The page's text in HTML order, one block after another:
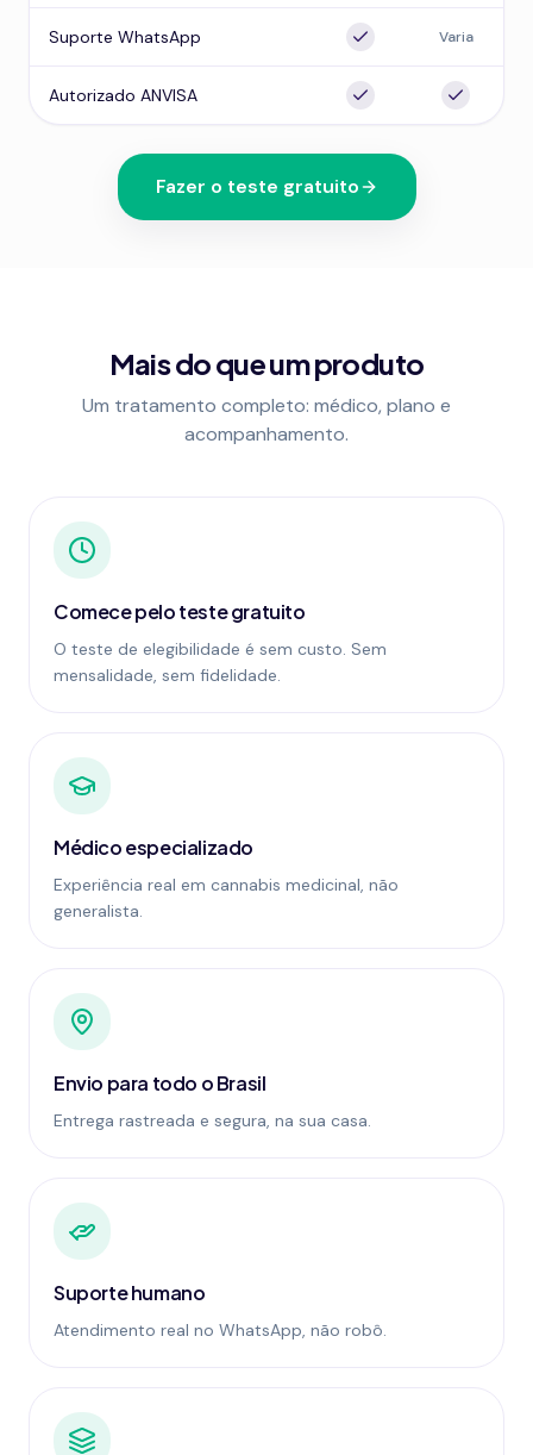
Suporte WhatsApp Varia
Autorizado ANVISA
Fazer o teste gratuito
Mais do que um produto
Um tratamento completo: médico, plano e
acompanhamento.
Comece pelo teste gratuito
O teste de elegibilidade é sem custo. Sem
mensalidade, sem fidelidade.
Médico especializado
Experiência real em cannabis medicinal, não
generalista.
Envio para todo o Brasil
Entrega rastreada e segura, na sua casa.
Suporte humano
Atendimento real no WhatsApp, não robô.